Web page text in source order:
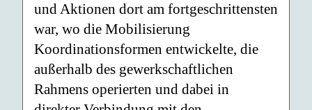
und Aktionen dort am fortgeschrittensten
war, wo die Mobilisierung
Koordinationsformen entwickelte, die
außerhalb des gewerkschaftlichen
Rahmens operierten und dabei in